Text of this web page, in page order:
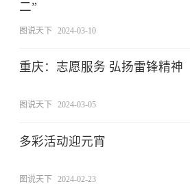
二”
图说天下 2024-03-10
重庆：志愿服务 弘扬雷锋精神
图说天下 2024-03-05
多彩活动迎元宵
图说天下 2024-02-23